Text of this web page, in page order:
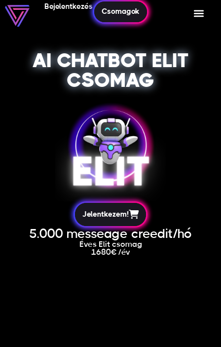
Bejelentkezés
Csomagok
AI CHATBOT ELIT
CSOMAG
Jelentkezem!
5.000 messeage creedit/hó
Éves Elit csomag
1680€ /év